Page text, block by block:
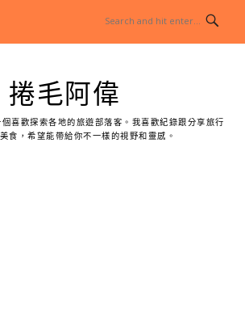
捲毛阿偉
喜歡探索各地的旅遊部落客。我喜歡紀錄跟分享旅行
食，希望能帶給你不一樣的視野和靈感。